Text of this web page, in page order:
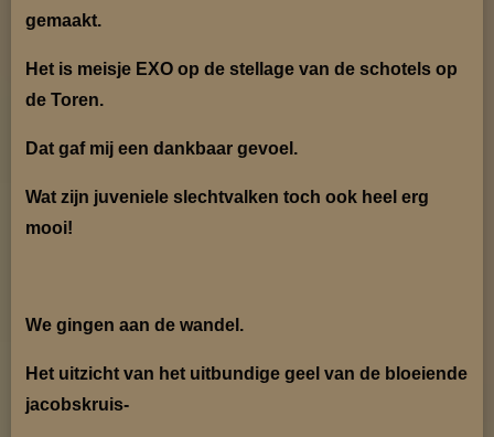
gemaakt.
Het is meisje EXO op de stellage van de schotels op
de Toren.
Dat gaf mij een dankbaar gevoel.
Wat zijn juveniele slechtvalken toch ook heel erg
mooi!
We gingen aan de wandel.
Het uitzicht van het uitbundige geel van de bloeiende
jacobskruis-